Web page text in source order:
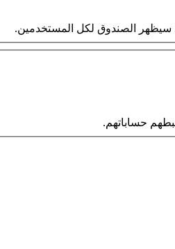
سيظهر الصندوق لكل المستخدمين.
حساباتهم.